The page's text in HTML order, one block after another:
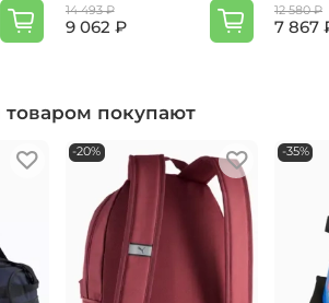
14 493 ₽
9 062 ₽
12 580 ₽
7 867
товаром покупают
-20% -35%